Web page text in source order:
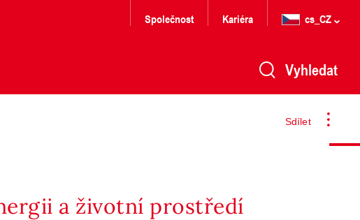
Společnost Kariéra cs_CZ
Vyhledat
Sdílet
a životní prostředí